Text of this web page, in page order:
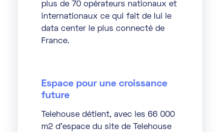
plus de 70 opérateurs nationaux et
internationaux ce qui fait de lui le
data center le plus connecté de
France.
Espace pour une croissance
future
Telehouse détient, avec les 66 000
m2 d’espace du site de
Telehouse